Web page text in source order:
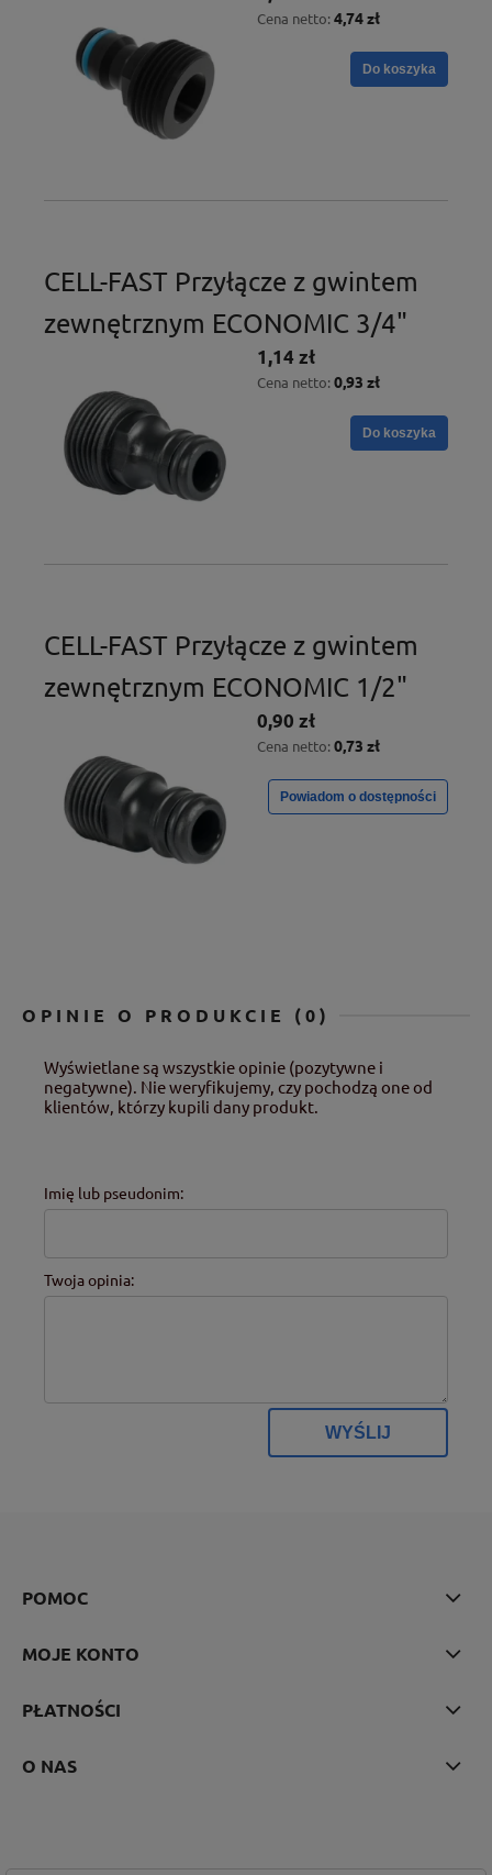
Cena netto: 4,74 zł
Do koszyka
CELL-FAST Przyłącze z gwintem
zewnętrznym ECONOMIC 3/4"
1,14 zł
Cena netto: 0,93 zł
Do koszyka
CELL-FAST Przyłącze z gwintem
zewnętrznym ECONOMIC 1/2"
0,90 zł
Cena netto: 0,73 zł
Powiadom o dostępności
OPINIE O PRODUKCIE (0)
Wyświetlane są wszystkie opinie (pozytywne i
negatywne). Nie weryfikujemy, czy pochodzą one od
klientów, którzy kupili dany produkt.
Imię lub pseudonim:
Twoja opinia:
WYŚLIJ
POMOC
MOJE KONTO
PŁATNOŚCI
O NAS